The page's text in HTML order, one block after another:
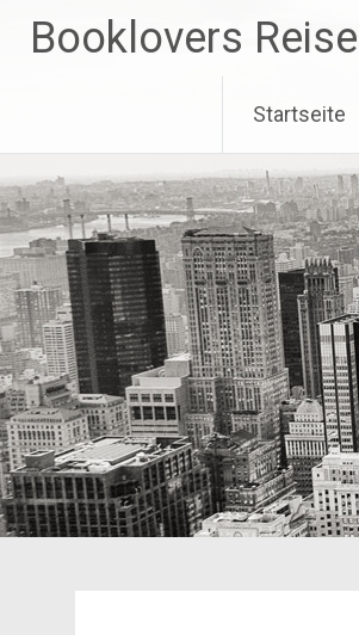
InhaltBooklovers
Startseite